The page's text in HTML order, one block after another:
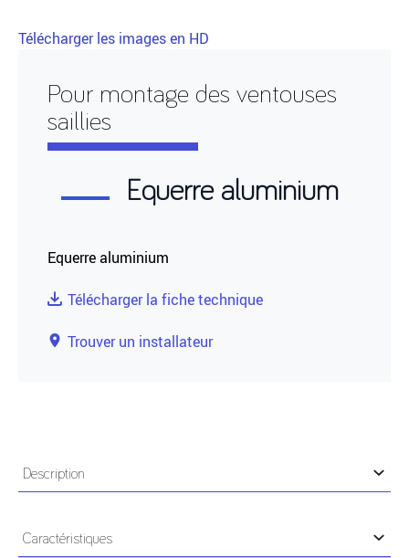
Pour montage des ventouses
saillies
Equerre aluminium
Equerre aluminium
Télécharger la fiche technique
Trouver un installateur
Télécharger les images en HD
Description
• Réglage de la position de la ventouse par rapport à
Caractéristiques